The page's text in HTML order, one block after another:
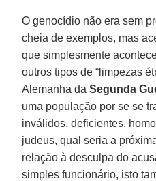
O genocídio não era sem
cheia de exemplos, mas
que simplesmente
outros tipos de “limpezas
Alemanha daSegunda
uma população por se se
inválidos, deficientes,
judeus, qual seria a
relação à desculpa do
simples funcionário, isto